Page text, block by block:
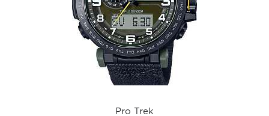
Pro Trek
PRG-601YB-3
i
Pro Trek